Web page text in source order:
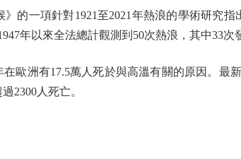
一項針對1921至2021年熱浪的學術研究指
年以來全法總計觀測到50次熱浪，其中33次
洲有17.5萬人死於與高溫有關的原因。最
2300人死亡。